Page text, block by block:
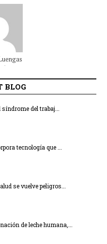
BLOG
del trabaj...
tecnología que ...
se vuelve peligros...
de leche humana,...